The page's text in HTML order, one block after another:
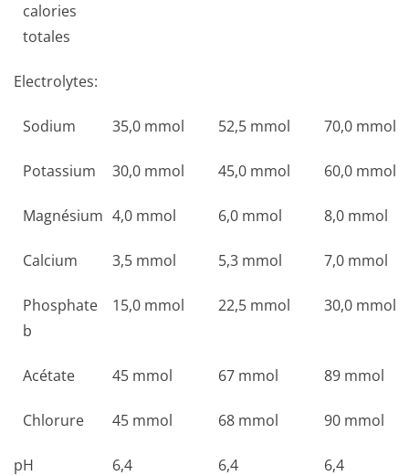
calories
totales
Electrolytes:
Sodium 35,0 mmol 52,5 mmol 70,0 mmol
Potassium 30,0 mmol 45,0 mmol 60,0 mmol
Magnésium 4,0 mmol 6,0 mmol 8,0 mmol
Calcium 3,5 mmol 5,3 mmol 7,0 mmol
Phosphate
b
15,0 mmol 22,5 mmol 30,0 mmol
Acétate 45 mmol 67 mmol 89 mmol
Chlorure 45 mmol 68 mmol 90 mmol
pH 6,4 6,4 6,4